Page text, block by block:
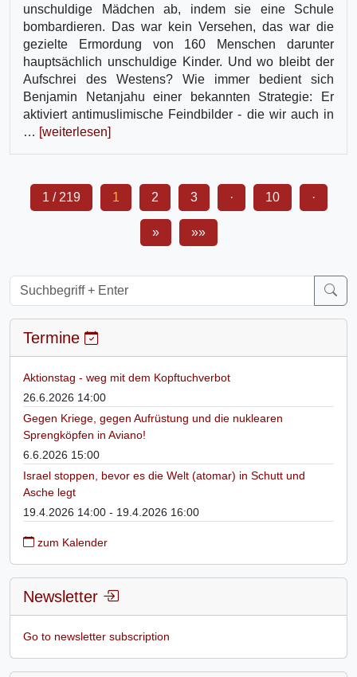
unschuldige Mädchen ab, indem sie eine Schule
bombardieren. Das war kein Versehen, das war die
gezielte Ermordung von 160 Menschen darunter
hauptsächlich unschuldige Kinder. Und wo bleibt der
Aufschrei des Westens? Wie immer bedient sich
Benjamin Netanjahu einer bekannten Strategie: Er
aktiviert antimuslimische Feindbilder - die wir auch in
… [weiterlesen]
1 / 219 1 2 3 · 10 ·
» »»
Termine
Aktionstag - weg mit dem Kopftuchverbot
26.6.2026 14:00
Gegen Kriege, gegen Aufrüstung und die nuklearen
Sprengköpfen in Aviano!
6.6.2026 15:00
Israel stoppen, bevor es die Welt (atomar) in Schutt und
Asche legt
19.4.2026 14:00 - 19.4.2026 16:00
zum Kalender
Newsletter
Go to newsletter subscription